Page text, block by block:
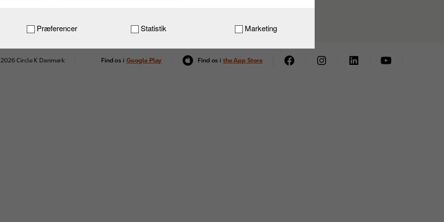
Præferencer Statistik Marketing
Circle K Danmark Find os i Google Play Find os i the App Store